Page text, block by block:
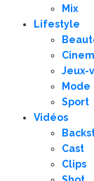
Mix
Lifestyle
Jeux-
Mode
Sport
Vidéos
Cast
Clips